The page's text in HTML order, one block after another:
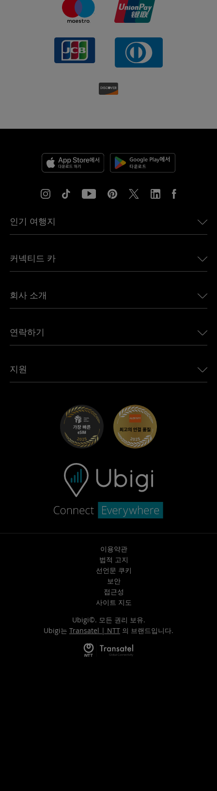
인기 여행지
유럽용 eSIM
캐나다용 eSIM
아프리카용 eSIM
모든 목적지 보기
커넥티드 카
Land Rover용 Ubigi
Jeep용 Ubigi
Mini용 Ubigi
Maserati용 Ubigi
회사 소개
언론에 소개된 Ubigi
Ubigi 앱
연락하기
제휴 프로그램
지원
이용약관
법적 고지
선언문 쿠키
보안
접근성
사이트 지도
Ubigi©. 모든 권리 보유.
Ubigi는 Transatel | NTT 의 브랜드입니다.